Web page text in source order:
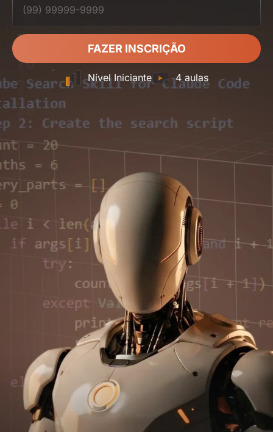
Nível Iniciante 4 aulas
FAZER INSCRIÇÃO